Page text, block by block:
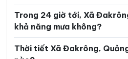
Xã Tân Lập Xã
Xã Triệu Bình Xã
Xã Triệu Phong
Trong 24 giờ tới, Xã
khả năng mưa không?
Thời tiết Xã Đakrông,